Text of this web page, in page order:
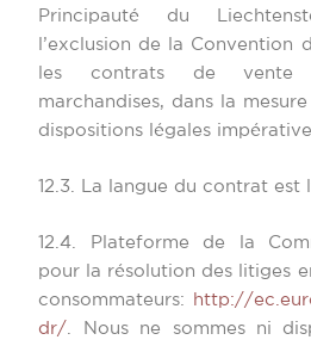
Principauté du
l’exclusion de la Convention
les contrats de vente
marchandises, dans la
dispositions légales
12.3. La langue du contrat est
12.4. Plateforme de la
pour la résolution des litiges
consommateurs:
http://
dr/
. Nous ne sommes ni